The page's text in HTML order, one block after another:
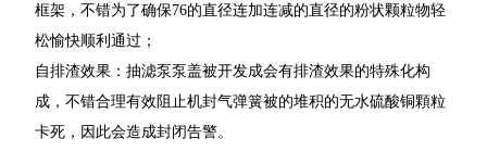
框架，不错为了确保76的直径连加连减的直径的粉状颗粒物轻
松愉快顺利通过；
自排渣效果：抽滤泵泵盖被开发成会有排渣效果的特殊化构
成，不错合理有效阻止机封气弹簧被的堆积的无水硫酸铜顆粒
卡死，因此会造成封闭告警。